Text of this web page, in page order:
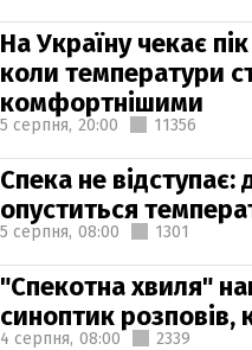
На Україну чекає
коли температури
комфортнішими
5 серпня, 20:00 11356
Спека не відступає:
опуститься
5 серпня, 08:00 1301
"Спекотна хвиля"
синоптик розповів,
4 серпня, 08:00 2339